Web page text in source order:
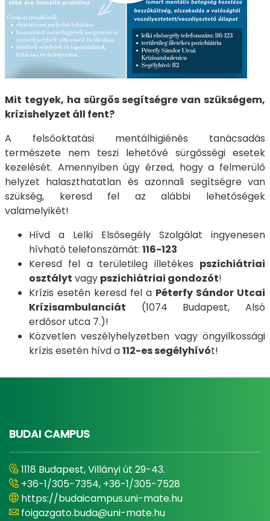
Mit tegyek, ha sürgős segítségre van szükségem,
krízishelyzet áll fent?
A felsőoktatási mentálhigiénés tanácsadás
természete nem teszi lehetővé sürgősségi esetek
kezelését. Amennyiben úgy érzed, hogy a felmerülő
helyzet halaszthatatlan és azonnali segítségre van
szükség, keresd fel az alábbi lehetőségek
valamelyikét!
Hívd a Lelki Elsősegély Szolgálat ingyenesen
hívható telefonszámát: 116-123
Keresd fel a területileg illetékes pszichiátriai
osztályt vagy pszichiátriai gondozót!
Krízis esetén keresd fel a Péterfy Sándor Utcai
Krízisambulanciát (1074 Budapest, Alsó
erdősor utca 7.)!
Közvetlen veszélyhelyzetben vagy öngyilkossági
krízis esetén hívd a112-es segélyhívót!
BUDAI CAMPUS
1118 Budapest, Villányi út 29-43.
+36-1/305-7354, +36-1/305-7528
https://budaicampus.uni-mate.hu
foigazgato.buda@uni-mate.hu